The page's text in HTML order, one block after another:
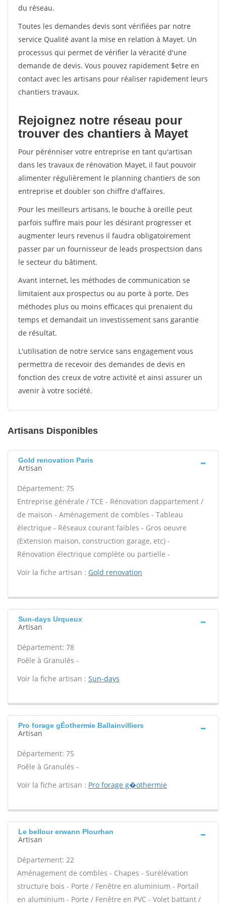
du réseau.
Toutes les demandes devis sont vérifiées par notre
service Qualité avant la mise en relation à Mayet. Un
processus qui permet de vérifier la véracité d'une
demande de devis. Vous pouvez rapidement $etre en
contact avec les artisans pour réaliser rapidement leurs
chantiers travaux.
Rejoignez notre réseau pour
trouver des chantiers à Mayet
Pour pérénniser votre entreprise en tant qu'artisan
dans les travaux de rénovation Mayet, il faut pouvoir
alimenter régulièrement le planning chantiers de son
entreprise et doubler son chiffre d'affaires.
Pour les meilleurs artisans, le bouche à oreille peut
parfois suffire mais pour les désirant progresser et
augmenter leurs revenus il faudra obligatoirement
passer par un fournisseur de leads prospectsion dans
le secteur du bâtiment.
Avant internet, les méthodes de communication se
limitaient aux prospectus ou au porte à porte. Des
méthodes plus ou moins efficaces qui prenaient du
temps et demandait un investissement sans garantie
de résultat.
L'utilisation de notre service sans engagement vous
permettra de recevoir des demandes de devis en
fonction des creux de votre activité et ainsi assurer un
avenir à votre société.
Artisans Disponibles
Gold renovation Paris
Artisan
Département: 75
Entreprise générale / TCE - Rénovation dappartement /
de maison - Aménagement de combles - Tableau
électrique - Réseaux courant faibles - Gros oeuvre
(Extension maison, construction garage, etc) -
Rénovation électrique complète ou partielle -
Voir la fiche artisan : Gold renovation
Sun-days Urqueux
Artisan
Département: 78
Poêle à Granulés -
Voir la fiche artisan : Sun-days
Pro forage gÉothermie Ballainvilliers
Artisan
Département: 75
Poêle à Granulés -
Voir la fiche artisan : Pro forage g�othermie
Le bellour erwann Plourhan
Artisan
Département: 22
Aménagement de combles - Chapes - Surélévation
structure bois - Porte / Fenêtre en aluminium - Portail
en aluminium - Porte / Fenêtre en PVC - Volet battant /